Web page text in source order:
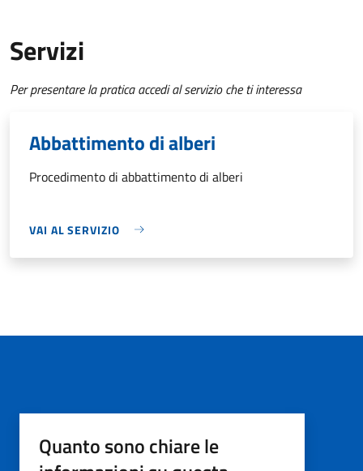
Servizi
Per presentare la pratica accedi al servizio che ti interessa
Abbattimento di alberi
Procedimento di abbattimento di alberi
VAI AL SERVIZIO
Quanto sono chiare le